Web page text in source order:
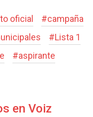
oficial #campaña
#Lista 1
#aspirante
en Voiz